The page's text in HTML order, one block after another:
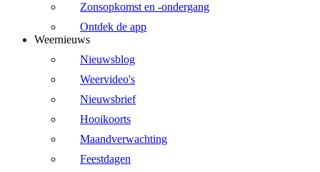
Zonsopkomst en -ondergang
Ontdek de app
Weernieuws
Nieuwsblog
Weervideo's
Nieuwsbrief
Hooikoorts
Maandverwachting
Feestdagen